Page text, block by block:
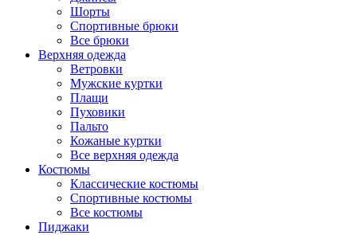
Шорты
Спортивные брюки
Все брюки
Верхняя одежда
Ветровки
Мужские куртки
Плащи
Пуховики
Пальто
Кожаные куртки
Все верхняя одежда
Костюмы
Классические костюмы
Спортивные костюмы
Все костюмы
Пиджаки